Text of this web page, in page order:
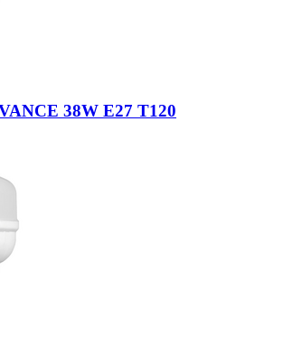
38W E27 T120